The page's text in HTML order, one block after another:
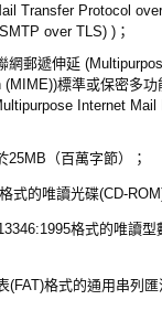
Transfer Protocol
over TLS) )；
網郵遞伸延
(MIME))標準或保密多
Internet
25MB（百萬字節）；
式的唯讀光碟(CD-
格式的唯讀型
(FAT)格式的通用串列